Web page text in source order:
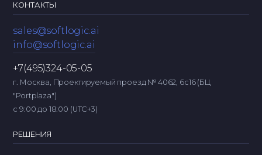
КОНТАКТЫ
sales@softlogic.ai
info@softlogic.ai
+7(495)324-05-05
г. Москва, Проектируемый проезд № 4062, 6с16 (БЦ
"Portplaza")
с 9:00 до 18:00 (UTC+3)
РЕШЕНИЯ